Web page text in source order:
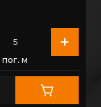
пог. м